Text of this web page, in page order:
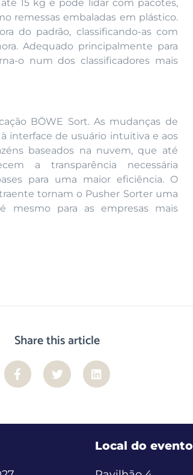
15 kg e pode lidar com pacotes,
remessas embaladas em plástico.
do padrão, classificando-as com
Adequado principalmente para
o num dos classificadores mais
BÖWE Sort. As mudanças de
interface de usuário intuitiva e aos
baseados na nuvem, que até
a transparência necessária
para uma maior eficiência. O
tornam o Pusher Sorter uma
mesmo para as empresas mais
Share this article
Local do evento